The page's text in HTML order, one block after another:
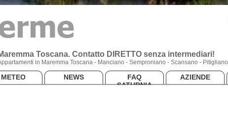
Toscana. Contatto DIRETTO senza intermediari!
in Maremma Toscana - Manciano - Semproniano - Scansano - Pitigliano
METEO NEWS
FAQ
SATURNIA
AZIENDE